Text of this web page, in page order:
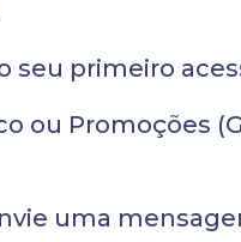
seu primeiro
ou Promoções
uma